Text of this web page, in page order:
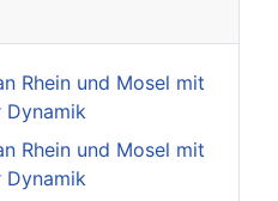
Rhein und Mosel mit
Dynamik
Rhein und Mosel mit
Dynamik